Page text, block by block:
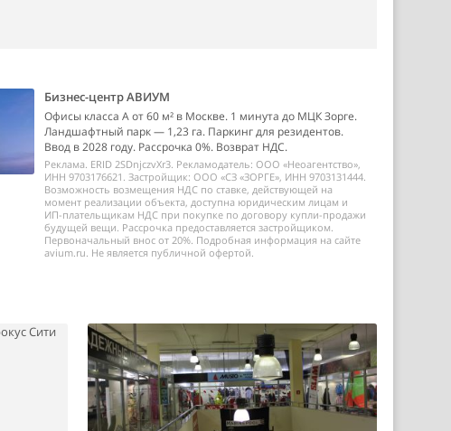
Бизнес-центр АВИУМ
Офисы класса А от 60 м² в Москве. 1 минута до МЦК Зорге.
Ландшафтный парк — 1,23 га. Паркинг для резидентов.
Ввод в 2028 году. Рассрочка 0%. Возврат НДС.
Реклама. ERID 2SDnjczvXr3. Рекламодатель: ООО «Неоагентство»,
ИНН 9703176621. Застройщик: ООО «СЗ «ЗОРГЕ», ИНН 9703131444.
Возможность возмещения НДС по ставке, действующей на
момент реализации объекта, доступна юридическим лицам и
ИП-плательщикам НДС при покупке по договору купли-продажи
будущей вещи. Рассрочка предоставляется застройщиком.
Первоначальный внос от 20%. Подробная информация на сайте
avium.ru. Не является публичной офертой.